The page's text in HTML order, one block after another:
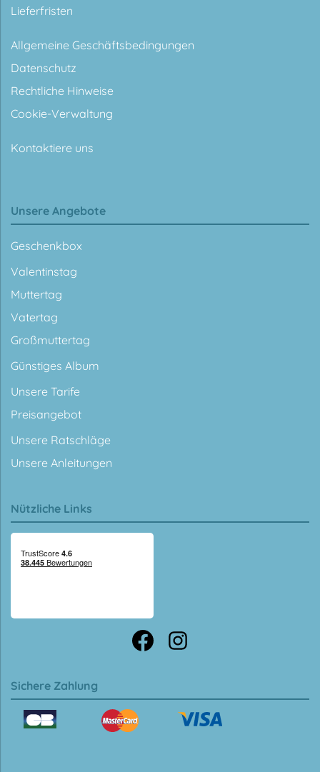
Lieferfristen
Allgemeine Geschäftsbedingungen
Datenschutz
Rechtliche Hinweise
Cookie-Verwaltung
Kontaktiere uns
Unsere Angebote
Geschenkbox
Valentinstag
Muttertag
Vatertag
Großmuttertag
Günstiges Album
Unsere Tarife
Preisangebot
Unsere Ratschläge
Unsere Anleitungen
Nützliche Links
Sichere Zahlung